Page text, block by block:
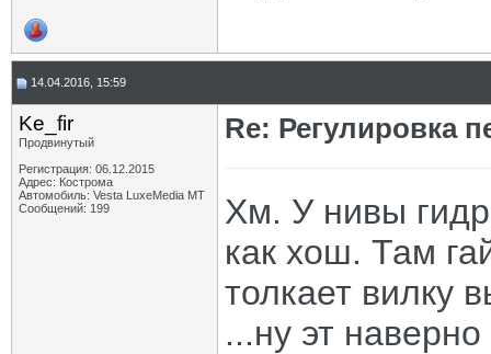
14.04.2016, 15:59
Ke_fir
Продвинутый
Регистрация: 06.12.2015
Адрес: Кострома
Автомобиль: Vesta LuxeMedia MT
Сообщений: 199
Re: Регулировка
Хм. У нивы
как хош. Там
толкает вилку
...ну эт